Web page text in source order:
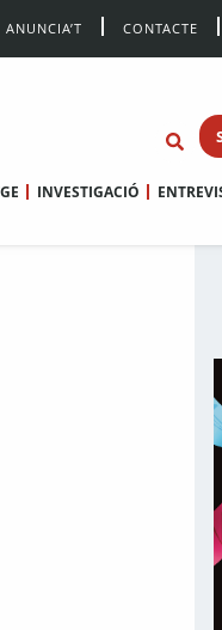
ANUNCIA’T CONTACTE
INVESTIGACIÓ